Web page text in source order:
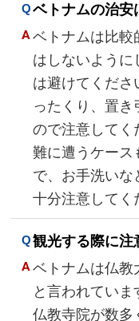
ベトナムの治安
ベトナムは比較
はしないように
は避けてくださ
ったくり、置
ので注意してく
難に遭うケース
で、お手洗いな
十分注意してく
観光する際に注
ベトナムは仏教
と言われてい
仏教寺院が数多